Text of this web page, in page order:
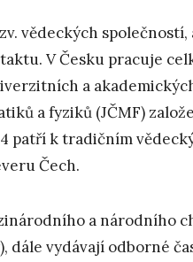
vědeckých společností,
V Česku pracuje
a
a fyziků (JČMF)
patří k tradičním
Čech.
a národního
dále vydávají odborné